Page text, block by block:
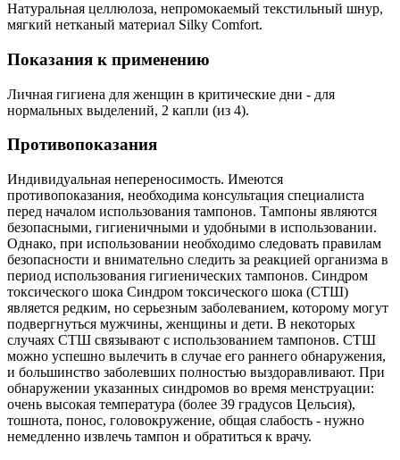
Натуральная целлюлоза, непромокаемый текстильный шнур,
мягкий нетканый материал Silky Comfort.
Показания к применению
Личная гигиена для женщин в критические дни - для
нормальных выделений, 2 капли (из 4).
Противопоказания
Индивидуальная непереносимость. Имеются
противопоказания, необходима консультация специалиста
перед началом использования тампонов. Тампоны являются
безопасными, гигиеничными и удобными в использовании.
Однако, при использовании необходимо следовать правилам
безопасности и внимательно следить за реакцией организма в
период использования гигиенических тампонов. Синдром
токсического шока Синдром токсического шока (СТШ)
является редким, но серьезным заболеванием, которому могут
подвергнуться мужчины, женщины и дети. В некоторых
случаях СТШ связывают с использованием тампонов. СТШ
можно успешно вылечить в случае его раннего обнаружения,
и большинство заболевших полностью выздоравливают. При
обнаружении указанных синдромов во время менструации:
очень высокая температура (более 39 градусов Цельсия),
тошнота, понос, головокружение, общая слабость - нужно
немедленно извлечь тампон и обратиться к врачу.